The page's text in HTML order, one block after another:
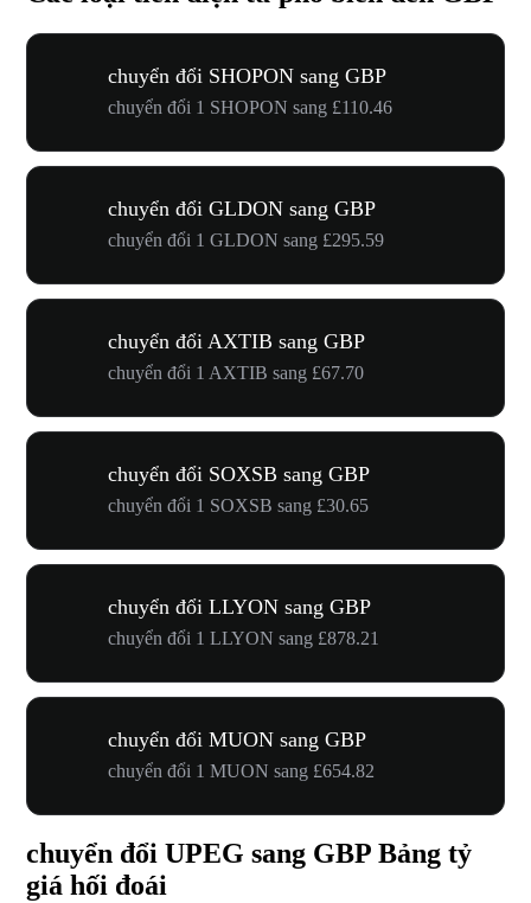
chuyển đổi SHOPON sang GBP
chuyển đổi 1 SHOPON sang £110.46
chuyển đổi GLDON sang GBP
chuyển đổi 1 GLDON sang £295.59
chuyển đổi AXTIB sang GBP
chuyển đổi 1 AXTIB sang £67.70
chuyển đổi SOXSB sang GBP
chuyển đổi 1 SOXSB sang £30.65
chuyển đổi LLYON sang GBP
chuyển đổi 1 LLYON sang £878.21
chuyển đổi MUON sang GBP
chuyển đổi 1 MUON sang £654.82
chuyển đổi UPEG sang GBP Bảng tỷ
giá hối đoái